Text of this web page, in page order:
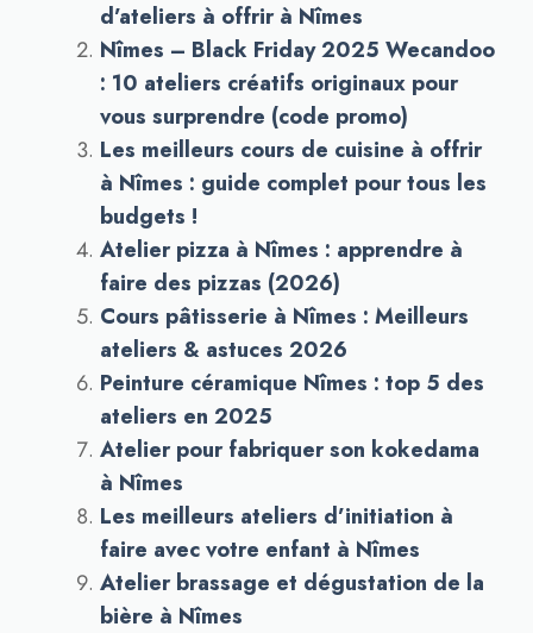
d’ateliers à offrir à Nîmes
Nîmes – Black Friday 2025 Wecandoo
: 10 ateliers créatifs originaux pour
vous surprendre (code promo)
Les meilleurs cours de cuisine à offrir
à Nîmes : guide complet pour tous les
budgets !
Atelier pizza à Nîmes : apprendre à
faire des pizzas (2026)
Cours pâtisserie à Nîmes : Meilleurs
ateliers & astuces 2026
Peinture céramique Nîmes : top 5 des
ateliers en 2025
Atelier pour fabriquer son kokedama
à Nîmes
Les meilleurs ateliers d’initiation à
faire avec votre enfant à Nîmes
Atelier brassage et dégustation de la
bière à Nîmes